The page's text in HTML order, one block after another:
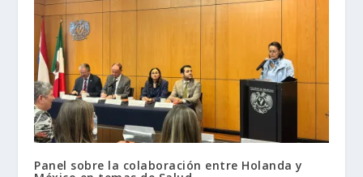
Panel sobre la colaboración entre Holanda y